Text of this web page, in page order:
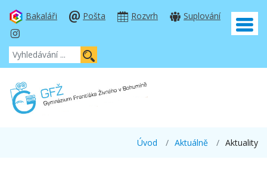
Bakaláři Pošta Rozvrh Suplování
Úvod Aktuálně Aktuality